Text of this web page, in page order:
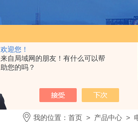
欢迎您！
来自局域网的朋友！有什么可以帮
助您的吗？
我的位置： 首页 > 产品中心 >